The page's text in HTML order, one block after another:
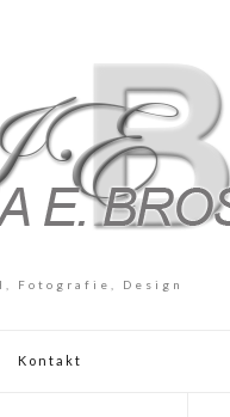
Fotografie, Design
Kontakt